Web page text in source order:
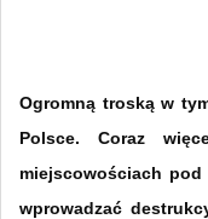
Ogromną troską w
Polsce. Coraz
miejscowościach
wprowadzać